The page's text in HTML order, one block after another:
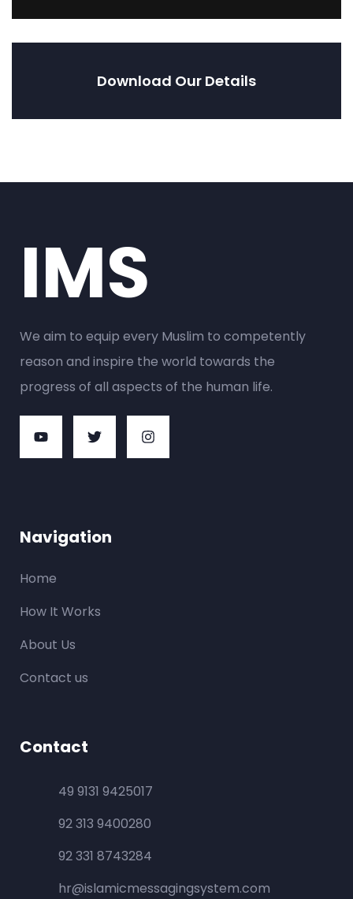
Download Our Details
IMS
We aim to equip every Muslim to competently
reason and inspire the world towards the
progress of all aspects of the human life.
Navigation
Home
How It Works
About Us
Contact us
Contact
49 9131 9425017
92 313 9400280
92 331 8743284
hr@islamicmessagingsystem.com